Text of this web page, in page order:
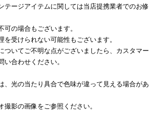
テージアイテムに関しては当店提携業者でのお修
の場合もございます。
受けられない可能性もございます。
ついてご不明な点がございましたら、カスタマー
合わせください。
、光の当たり具合で色味が違って見える場合があ
影の画像をご参照ください。